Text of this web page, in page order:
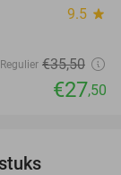
9.5 star
Regulier €35,50
€27,50